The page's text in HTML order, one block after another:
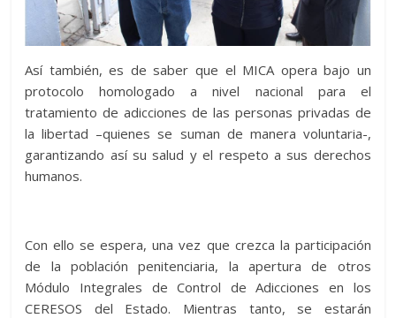
Así también, es de saber que el MICA opera bajo un
protocolo homologado a nivel nacional para el
tratamiento de adicciones de las personas privadas de
la libertad –quienes se suman de manera voluntaria-,
garantizando así su salud y el respeto a sus derechos
humanos.
Con ello se espera, una vez que crezca la participación
de la población penitenciaria, la apertura de otros
Módulo Integrales de Control de Adicciones en los
CERESOS del Estado. Mientras tanto, se estarán